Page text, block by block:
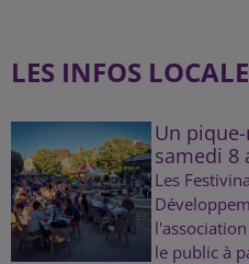
LES INFOS
Un
samedi 8
Les
le public à